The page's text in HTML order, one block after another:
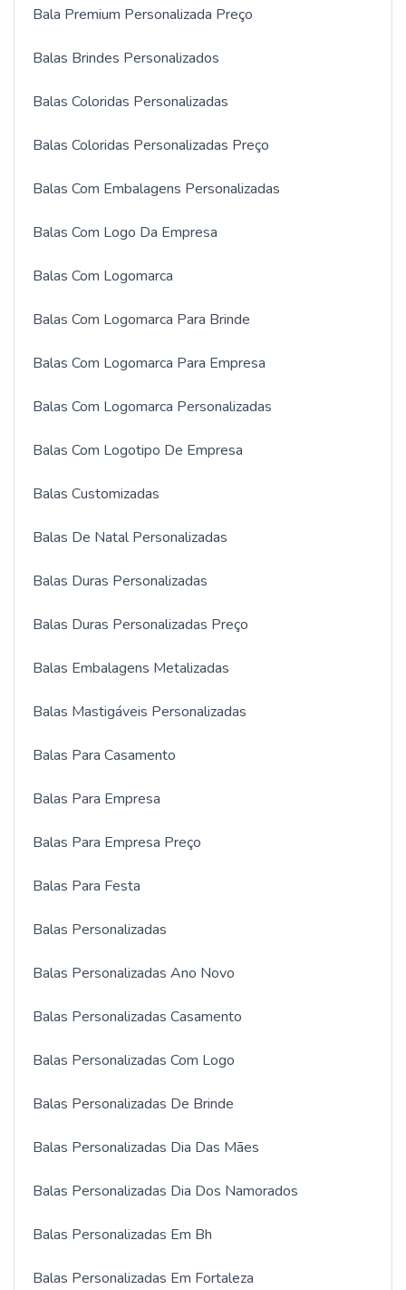
Bala Premium Personalizada Preço
Balas Brindes Personalizados
Balas Coloridas Personalizadas
Balas Coloridas Personalizadas Preço
Balas Com Embalagens Personalizadas
Balas Com Logo Da Empresa
Balas Com Logomarca
Balas Com Logomarca Para Brinde
Balas Com Logomarca Para Empresa
Balas Com Logomarca Personalizadas
Balas Com Logotipo De Empresa
Balas Customizadas
Balas De Natal Personalizadas
Balas Duras Personalizadas
Balas Duras Personalizadas Preço
Balas Embalagens Metalizadas
Balas Mastigáveis Personalizadas
Balas Para Casamento
Balas Para Empresa
Balas Para Empresa Preço
Balas Para Festa
Balas Personalizadas
Balas Personalizadas Ano Novo
Balas Personalizadas Casamento
Balas Personalizadas Com Logo
Balas Personalizadas De Brinde
Balas Personalizadas Dia Das Mães
Balas Personalizadas Dia Dos Namorados
Balas Personalizadas Em Bh
Balas Personalizadas Em Fortaleza